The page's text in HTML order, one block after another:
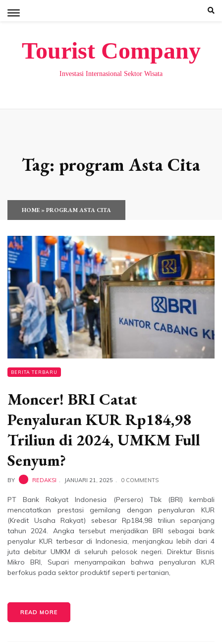
Tourist Company
Investasi Internasional Sektor Wisata
Tag: program Asta Cita
HOME»PROGRAM ASTA CITA
BERITA TERBARU
Moncer! BRI Catat
Penyaluran KUR Rp184,98
Triliun di 2024, UMKM Full
Senyum?
BY REDAKSI JANUARI 21, 2025 0 COMMENTS
PT Bank Rakyat Indonesia (Persero) Tbk (BRI) kembali
mencatatkan prestasi gemilang dengan penyaluran KUR
(Kredit Usaha Rakyat) sebesar Rp184,98 triliun sepanjang
tahun 2024. Angka tersebut menjadikan BRI sebagai bank
penyalur KUR terbesar di Indonesia, menjangkau lebih dari 4
juta debitur UMKM di seluruh pelosok negeri. Direktur Bisnis
Mikro BRI, Supari menyampaikan bahwa penyaluran KUR
berfokus pada sektor produktif seperti pertanian,
READ MORE